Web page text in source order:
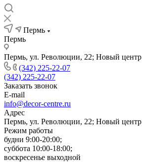
Пермь
Пермь
Пермь, ул. Революции, 22; Новый центр
(342) 225-22-07
(342) 225-22-07
Заказать звонок
E-mail
info@decor-centre.ru
Адрес
Пермь, ул. Революции, 22; Новый центр
Режим работы
будни 9:00-20:00;
суббота 10:00-18:00;
воскресенье выходной